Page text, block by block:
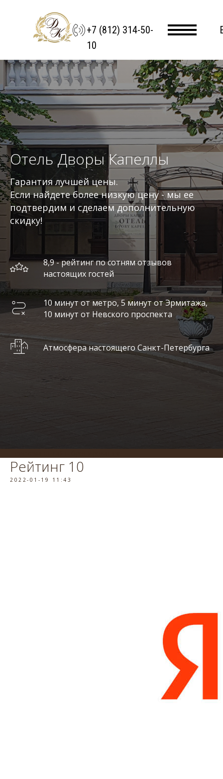
+7 (812) 314-50-
10
Отель Дворы Капеллы
Гарантия лучшей цены.
Если найдете более низкую цену - мы ее
подтвердим и сделаем дополнительную
скидку!
8,9 - рейтинг по сотням отзывов
настоящих гостей
10 минут от метро, 5 минут от Эрмитажа,
10 минут от Невского проспекта
Атмосфера настоящего Санкт-Петербурга
Рейтинг 10
2022-01-19 11:43